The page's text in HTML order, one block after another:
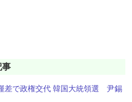
事
差で政権交代 韓国大統領選 尹錫